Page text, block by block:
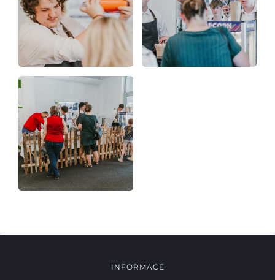
INFORMACE